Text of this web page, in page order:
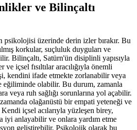
ve Bilinçaltı
psikolojisi üzerinde derin izler bırakır. Bu
korkular, suçluluk duyguları ve
Bilinçaltı, Satürn'ün disiplinli yapısıyla
içsel fısıltılar aracılığıyla önemli
kendini ifade etmekte zorlanabilir veya
eğiliminde olabilir. Bu durum, zamanla
veya ruh sağlığı sorunlarına yol açabilir.
olağanüstü bir empati yeteneği ve
içsel acılarıyla yüzleşen birey,
iyi anlayabilir ve onlara yardım etme
geliştirebilir. Psikolojik olarak bu